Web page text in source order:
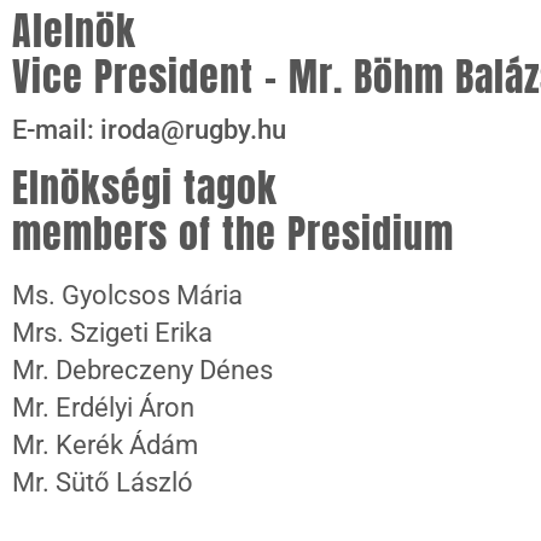
Alelnök
Vice President – Mr. Böhm
E-mail: iroda@rugby.hu
Elnökségi tagok
members of the Presidium
Ms. Gyolcsos Mária
Mrs. Szigeti Erika
Mr. Debreczeny Dénes
Mr. Erdélyi Áron
Mr. Kerék Ádám
Mr. Sütő László